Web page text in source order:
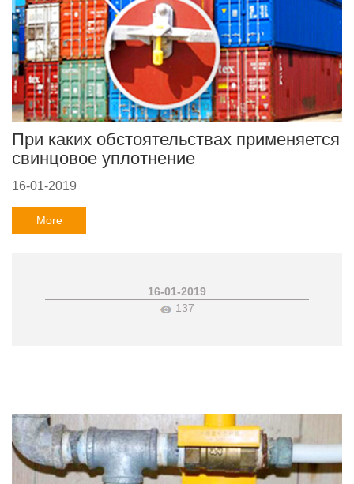
При каких обстоятельствах применяется
свинцовое уплотнение
16-01-2019
More
16-01-2019
137